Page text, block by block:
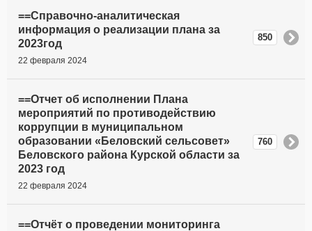
==Справочно-аналитическая
информация о реализации плана за
2023год
22 февраля 2024
850
==Отчет об исполнении Плана
мероприятий по противодействию
коррупции в муниципальном
образовании «Беловский сельсовет»
Беловского района Курской области за
2023 год
22 февраля 2024
760
==Отчёт о проведении мониторинга